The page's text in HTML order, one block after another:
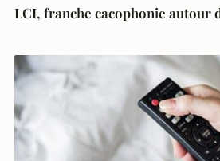
LCI, franche cacophonie autour